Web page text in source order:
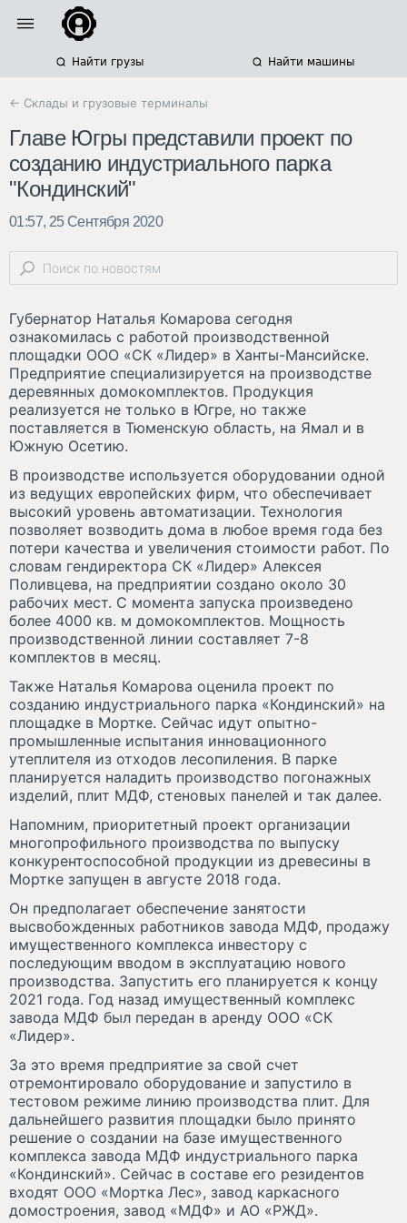
Найти грузы Найти машины
← Склады и грузовые терминалы
Главе Югры представили проект по
созданию индустриального парка
"Кондинский"
01:57, 25 Сентября 2020
Губернатор Наталья Комарова сегодня
ознакомилась с работой производственной
площадки ООО «СК «Лидер» в Ханты-Мансийске.
Предприятие специализируется на производстве
деревянных домокомплектов. Продукция
реализуется не только в Югре, но также
поставляется в Тюменскую область, на Ямал и в
Южную Осетию.
В производстве используется оборудовании одной
из ведущих европейских фирм, что обеспечивает
высокий уровень автоматизации. Технология
позволяет возводить дома в любое время года без
потери качества и увеличения стоимости работ. По
словам гендиректора СК «Лидер» Алексея
Поливцева, на предприятии создано около 30
рабочих мест. С момента запуска произведено
более 4000 кв. м домокомплектов. Мощность
производственной линии составляет 7-8
комплектов в месяц.
Также Наталья Комарова оценила проект по
созданию индустриального парка «Кондинский» на
площадке в Мортке. Сейчас идут опытно-
промышленные испытания инновационного
утеплителя из отходов лесопиления. В парке
планируется наладить производство погонажных
изделий, плит МДФ, стеновых панелей и так далее.
Напомним, приоритетный проект организации
многопрофильного производства по выпуску
конкурентоспособной продукции из древесины в
Мортке запущен в августе 2018 года.
Он предполагает обеспечение занятости
высвобожденных работников завода МДФ, продажу
имущественного комплекса инвестору с
последующим вводом в эксплуатацию нового
производства. Запустить его планируется к концу
2021 года. Год назад имущественный комплекс
завода МДФ был передан в аренду ООО «СК
«Лидер».
За это время предприятие за свой счет
отремонтировало оборудование и запустило в
тестовом режиме линию производства плит. Для
дальнейшего развития площадки было принято
решение о создании на базе имущественного
комплекса завода МДФ индустриального парка
«Кондинский». Сейчас в составе его резидентов
входят ООО «Мортка Лес», завод каркасного
домостроения, завод «МДФ» и АО «РЖД».